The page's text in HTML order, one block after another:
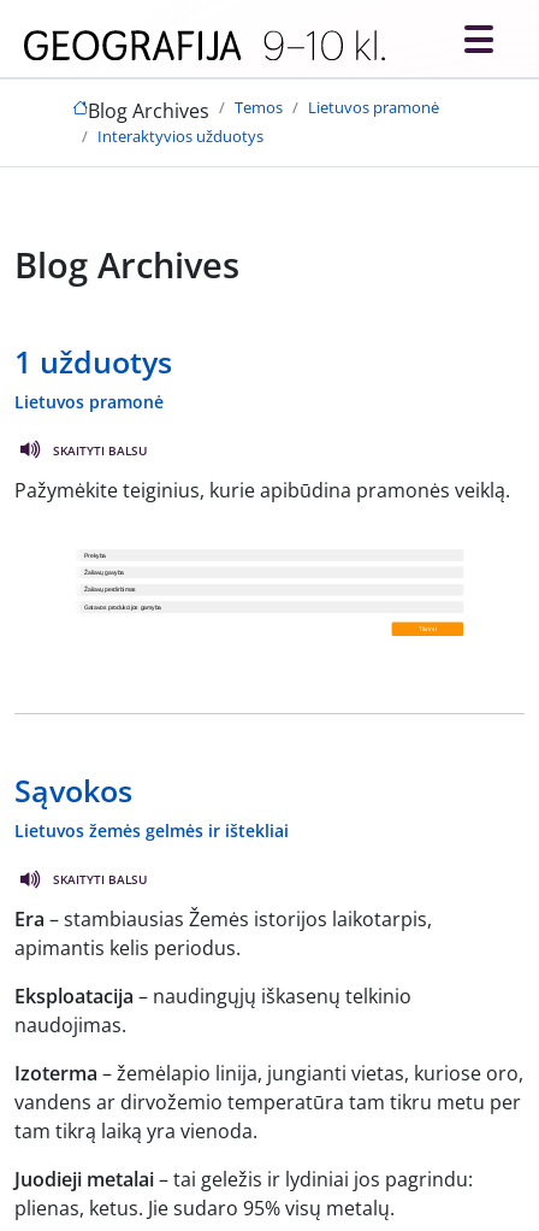
Blog Archives Temos
Lietuvos pramonė
Interaktyvios užduotys
Blog Archives
1 užduotys
Lietuvos pramonė
SKAITYTI BALSU
Pažymėkite teiginius, kurie apibūdina pramonės veiklą.
Sąvokos
Lietuvos žemės gelmės ir ištekliai
SKAITYTI BALSU
Era – stambiausias Žemės istorijos laikotarpis,
apimantis kelis periodus.
Eksploatacija – naudingųjų iškasenų telkinio
naudojimas.
Izoterma – žemėlapio linija, jungianti vietas, kuriose oro,
vandens ar dirvožemio temperatūra tam tikru metu per
tam tikrą laiką yra vienoda.
Juodieji metalai– tai geležis ir lydiniai jos pagrindu:
plienas, ketus. Jie sudaro 95% visų metalų.